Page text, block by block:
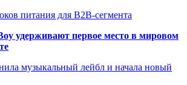
питания для B2B-сегмента
удерживают первое место в мировом
музыкальный лейбл и начала новый